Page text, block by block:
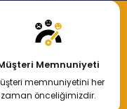
Memnuniyeti
memnuniyetini her
zaman önceliğimizdir.